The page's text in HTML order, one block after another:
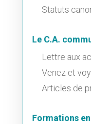
Statuts
Le C.A.
Lettre aux
Venez et
Articles de
Formations